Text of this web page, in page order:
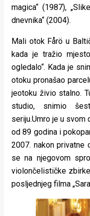
magica“ (1987),
dnevnika“ (2004).
Mali otok Fårö u
kada je tražio
ogledalo“. Kada je
otoku pronašao
jeotoku živio stalno.
studio, snimio
seriju.Umro je u svom
od 89 godina i
2007. nakon privatne
se na njegovom
violončelističke
posljednjeg filma